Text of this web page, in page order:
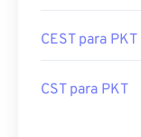
CEST para PKT
CST para PKT